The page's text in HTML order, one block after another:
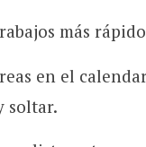
más
en el
soltar.